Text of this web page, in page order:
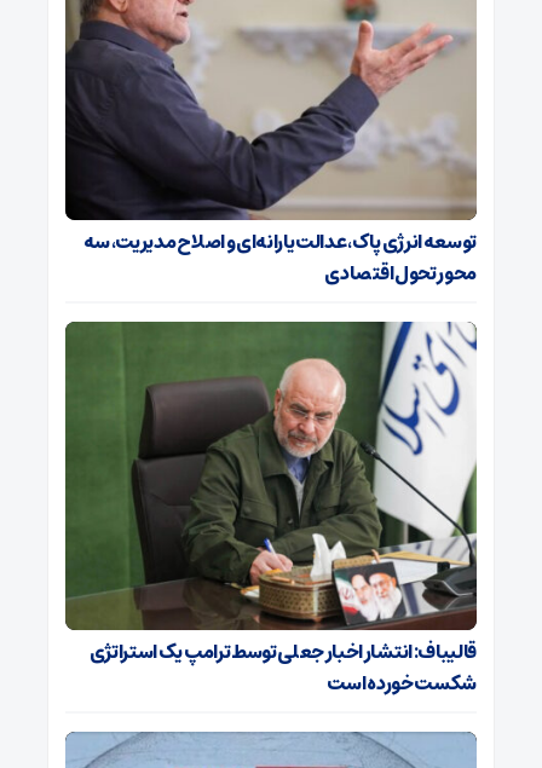
توسعه انرژی پاک، عدالت یارانه‌ای و اصلاح مدیریت، سه
محور تحول اقتصادی
قالیباف: انتشار اخبار جعلی توسط ترامپ یک استراتژی
شکست خورده است